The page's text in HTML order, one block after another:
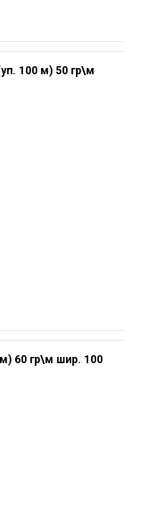
100 м) 50 гр\м
60 гр\м шир. 100